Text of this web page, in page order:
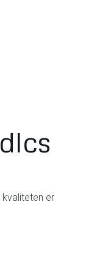
kvaliteten er